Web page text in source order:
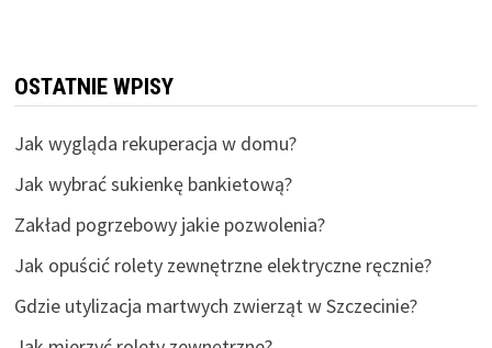
OSTATNIE WPISY
Jak wygląda rekuperacja w domu?
Jak wybrać sukienkę bankietową?
Zakład pogrzebowy jakie pozwolenia?
Jak opuścić rolety zewnętrzne elektryczne ręcznie?
Gdzie utylizacja martwych zwierząt w Szczecinie?